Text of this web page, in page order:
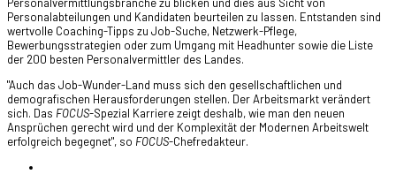
Personalabteilungen und Kandidaten beurteilen zu lassen. Entstanden sind
wertvolle Coaching-Tipps zu Job-Suche, Netzwerk-Pflege,
Bewerbungsstrategien oder zum Umgang mit Headhunter sowie die Liste
der 200 besten Personalvermittler des Landes.
"Auch das Job-Wunder-Land muss sich den gesellschaftlichen und
demografischen Herausforderungen stellen. Der Arbeitsmarkt verändert
sich. Das FOCUS-Spezial Karriere zeigt deshalb, wie man den neuen
Ansprüchen gerecht wird und der Komplexität der Modernen Arbeitswelt
erfolgreich begegnet", so FOCUS-Chefredakteur.